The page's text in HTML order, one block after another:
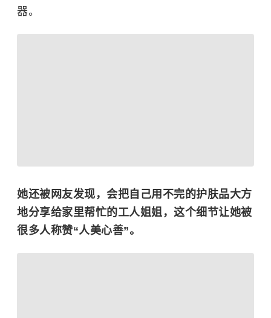
器。
她还被网友发现，会把自己用不完的护肤品大方
地分享给家里帮忙的工人姐姐，这个细节让她被
很多人称赞“人美心善”。